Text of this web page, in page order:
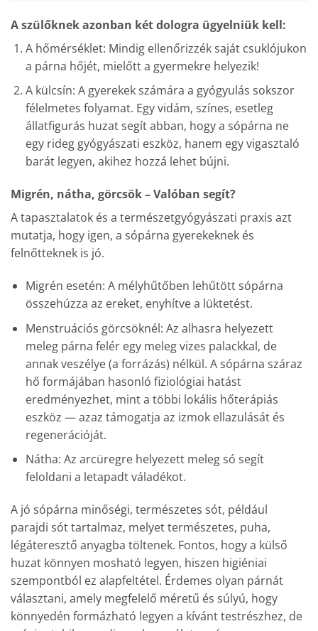
A szülőknek azonban két dologra ügyelniük kell:
A hőmérséklet: Mindig ellenőrizzék saját csuklójukon
a párna hőjét, mielőtt a gyermekre helyezik!
A külcsín: A gyerekek számára a gyógyulás sokszor
félelmetes folyamat. Egy vidám, színes, esetleg
állatfigurás huzat segít abban, hogy a sópárna ne
egy rideg gyógyászati eszköz, hanem egy vigasztaló
barát legyen, akihez hozzá lehet bújni.
Migrén, nátha, görcsök – Valóban segít?
A tapasztalatok és a természetgyógyászati praxis azt
mutatja, hogy igen, a sópárna gyerekeknek és
felnőtteknek is jó.
Migrén esetén: A mélyhűtőben lehűtött sópárna
összehúzza az ereket, enyhítve a lüktetést.
Menstruációs görcsöknél: Az alhasra helyezett
meleg párna felér egy meleg vizes palackkal, de
annak veszélye (a forrázás) nélkül. A sópárna száraz
hő formájában hasonló fiziológiai hatást
eredményezhet, mint a többi lokális hőterápiás
eszköz — azaz támogatja az izmok ellazulását és
regenerációját.
Nátha: Az arcüregre helyezett meleg só segít
feloldani a letapadt váladékot.
A jó sópárna minőségi, természetes sót, például
parajdi sót tartalmaz, melyet természetes, puha,
légáteresztő anyagba töltenek. Fontos, hogy a külső
huzat könnyen mosható legyen, hiszen higiéniai
szempontból ez alapfeltétel. Érdemes olyan párnát
választani, amely megfelelő méretű és súlyú, hogy
könnyedén formázható legyen a kívánt testrészhez, de